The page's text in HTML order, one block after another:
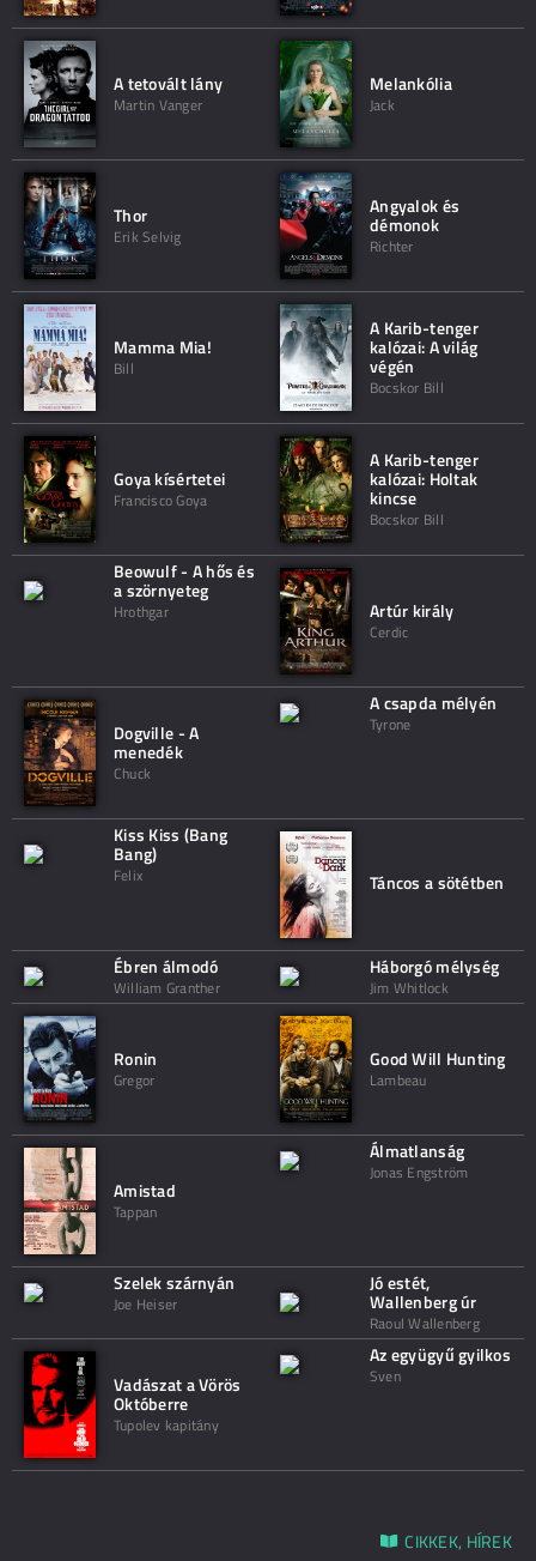
A tetovált lány
Martin Vanger
Melankólia
Jack
Thor
Erik Selvig
Angyalok és
démonok
Richter
Mamma Mia!
Bill
A Karib-tenger
kalózai: A világ
végén
Bocskor Bill
Goya kísértetei
Francisco Goya
A Karib-tenger
kalózai: Holtak
kincse
Bocskor Bill
Beowulf - A hős és
a szörnyeteg
Hrothgar Artúr király
Cerdic
Dogville - A
menedék
Chuck
A csapda mélyén
Tyrone
Kiss Kiss (Bang
Bang)
Felix Táncos a sötétben
Ébren álmodó
William Granther
Háborgó mélység
Jim Whitlock
Ronin
Gregor
Good Will Hunting
Lambeau
Amistad
Tappan
Álmatlanság
Jonas Engström
Szelek szárnyán
Joe Heiser
Jó estét,
Wallenberg úr
Raoul Wallenberg
Vadászat a Vörös
Októberre
Tupolev kapitány
Az együgyű gyilkos
Sven
CIKKEK, HÍREK